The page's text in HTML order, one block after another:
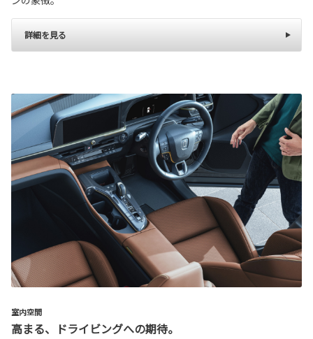
詳細を見る
室内空間
高まる、ドライビングへの期待。